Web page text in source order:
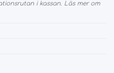
i kassan. Läs mer om